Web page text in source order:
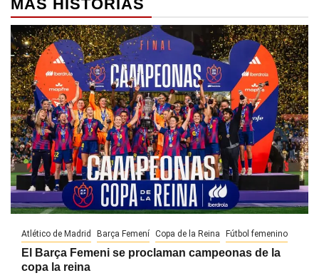
MÁS HISTORIAS
Atlético de Madrid Barça Femení Copa de la Reina Fútbol femenino
El Barça Femeni se proclaman campeonas de la
copa la reina